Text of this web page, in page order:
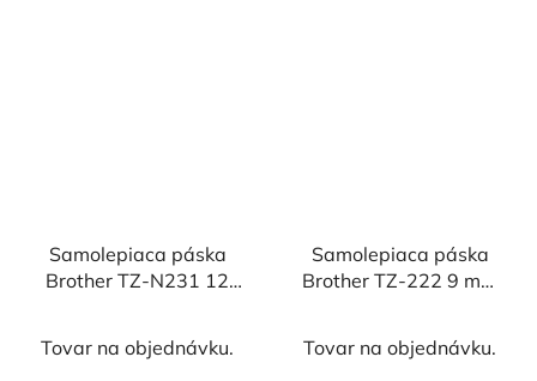
Samolepiaca páska
Brother TZ-N231 12
Tovar na objednávku.
Samolepiaca páska
Brother TZ-222 9 mm
Tovar na objednávku.